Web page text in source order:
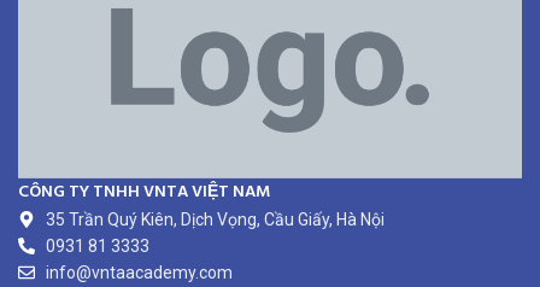
CÔNG TY TNHH VNTA VIỆT NAM
35 Trần Quý Kiên, Dịch Vọng, Cầu Giấy, Hà Nội
0931 81 3333
info@vntaacademy.com